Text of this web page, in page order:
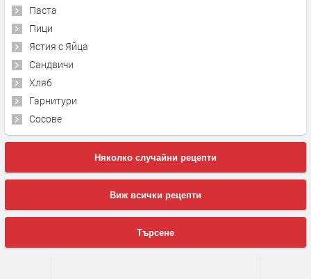
Паста
Пици
Ястия с Яйца
Сандвичи
Хляб
Гарнитури
Сосове
Няколко случайни рецепти
Виж всички рецепти
Търсене